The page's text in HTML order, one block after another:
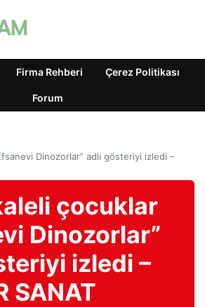
Firma Rehberi Çerez Politikası
Forum
Dinozorlar” adlı gösteriyi izledi –
çocuklar
Dinozorlar”
izledi –
SANAT